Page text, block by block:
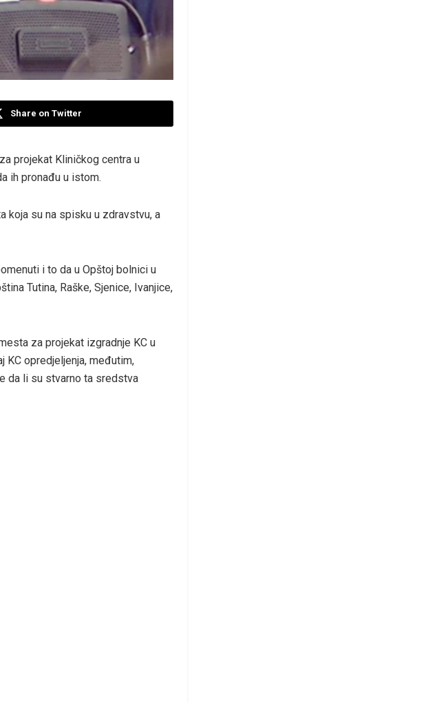
Share on Twitter
projekat Kliničkog centra u
ih pronađu u istom.
koja su na spisku u zdravstvu, a
i to da u Opštoj bolnici u
Tutina, Raške, Sjenice, Ivanjice,
za projekat izgradnje KC u
KC opredjeljenja, međutim,
da li su stvarno ta sredstva